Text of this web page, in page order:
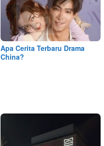
Apa Cerita Terbaru Drama
China?